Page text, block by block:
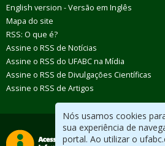
Nós usamos cookies
sua experiência de
portal. Ao utilizar o
English version - Versão em Inglês
Mapa do site
RSS: O que é?
Assine o RSS de Notícias
Assine o RSS do UFABC na Mídia
Assine o RSS de Divulgações Científicas
Assine o RSS de Artigos